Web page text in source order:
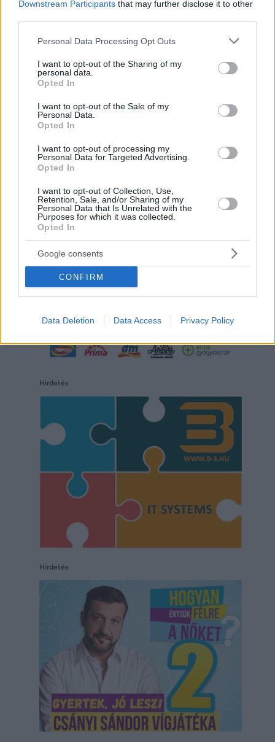
Downstream Participants that may further disclose it to other
Please note that this website/app uses one or more Google
not limited to your visit or usage behaviour. You may click to
grant or deny consent to Google and its third-party tags to
use your data for below specified purposes in below Google
consent section.
Personal Data Processing Opt Outs
I want to opt-out of the Sharing of my
personal data.
Opted In
I want to opt-out of the Sale of my
Personal Data.
Opted In
I want to opt-out of processing my
Personal Data for Targeted Advertising.
Opted In
I want to opt-out of Collection, Use,
Retention, Sale, and/or Sharing of my
Personal Data that Is Unrelated with the
Purposes for which it was collected.
Opted In
Google consents
CONFIRM
Data Deletion Data Access Privacy Policy
Hirdetés
Hirdetés
Hirdetés